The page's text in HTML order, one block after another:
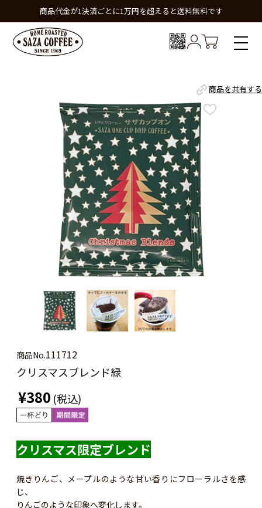
商品代金が1決済ごとに1万円を超えると送料無料です
商品を共有する
商品No.111712
クリスマスブレンド緑
¥380 (税込)
クリスマス限定ブレンド
焼きりんご、メープルのような甘い香りにフローラルさを感
じ、
りんごのような印象へ変化します。